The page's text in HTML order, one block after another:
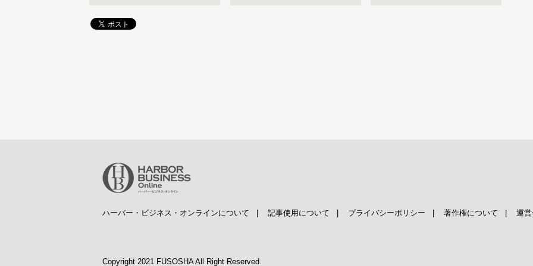
ハーバー・ビジネス・オンラインについて 記事使用について プライバシーポリシー 著作権について 運
Copyright 2021 FUSOSHA All Right Reserved.